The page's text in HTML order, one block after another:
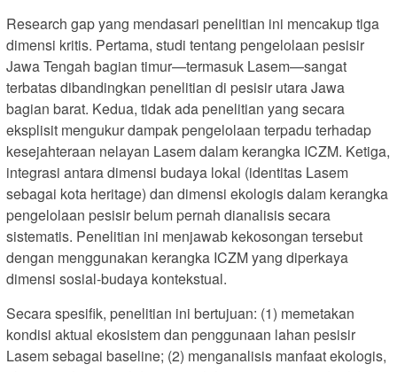
Research gap yang mendasari penelitian ini mencakup tiga
dimensi kritis. Pertama, studi tentang pengelolaan pesisir
Jawa Tengah bagian timur—termasuk Lasem—sangat
terbatas dibandingkan penelitian di pesisir utara Jawa
bagian barat. Kedua, tidak ada penelitian yang secara
eksplisit mengukur dampak pengelolaan terpadu terhadap
kesejahteraan nelayan Lasem dalam kerangka ICZM. Ketiga,
integrasi antara dimensi budaya lokal (identitas Lasem
sebagai kota heritage) dan dimensi ekologis dalam kerangka
pengelolaan pesisir belum pernah dianalisis secara
sistematis. Penelitian ini menjawab kekosongan tersebut
dengan menggunakan kerangka ICZM yang diperkaya
dimensi sosial-budaya kontekstual.
Secara spesifik, penelitian ini bertujuan: (1) memetakan
kondisi aktual ekosistem dan penggunaan lahan pesisir
Lasem sebagai baseline; (2) menganalisis manfaat ekologis,